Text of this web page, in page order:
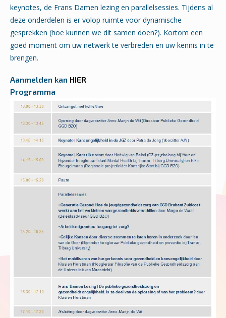
keynotes, de Frans Damen lezing en parallelsessies. Tijdens al
deze onderdelen is er volop ruimte voor dynamische
gesprekken (hoe kunnen we dit samen doen?). Kortom een
goed moment om uw netwerk te verbreden en uw kennis in te
brengen.
Aanmelden kan HIER
Programma